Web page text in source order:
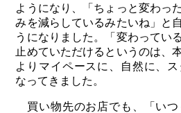
ようになり、「ちょっと変わっ
みを減らしているみたいね」と
うになりました。「変わってい
止めていただけるというのは、
よりマイペースに、自然に、
なってきました。
買い物先のお店でも、「いつ